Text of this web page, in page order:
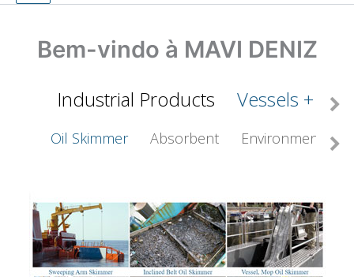
Bem-vindo à MAVI DENIZ
Industrial Products Vessels +
Oil Skimmer Absorbent Environmental